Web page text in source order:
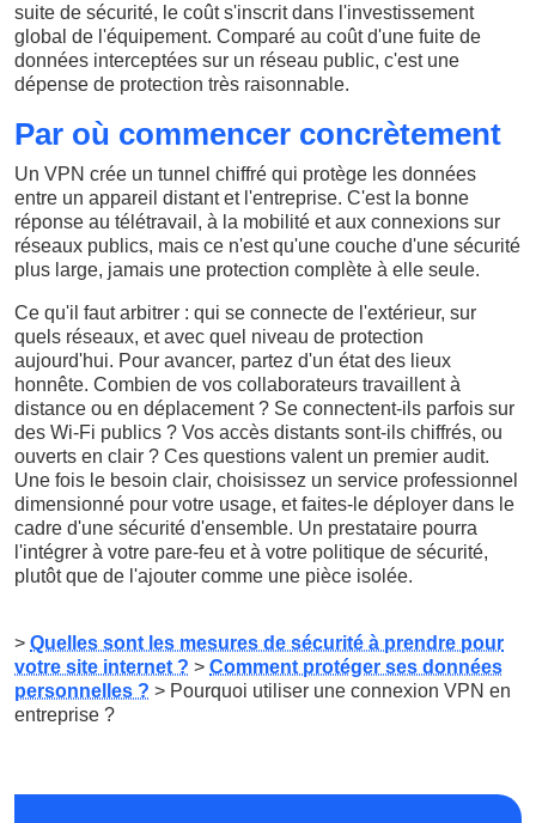
suite de sécurité, le coût s'inscrit dans l'investissement
global de l'équipement. Comparé au coût d'une fuite de
données interceptées sur un réseau public, c'est une
dépense de protection très raisonnable.
Par où commencer concrètement
Un VPN crée un tunnel chiffré qui protège les données
entre un appareil distant et l'entreprise. C'est la bonne
réponse au télétravail, à la mobilité et aux connexions sur
réseaux publics, mais ce n'est qu'une couche d'une sécurité
plus large, jamais une protection complète à elle seule.
Ce qu'il faut arbitrer : qui se connecte de l'extérieur, sur
quels réseaux, et avec quel niveau de protection
aujourd'hui. Pour avancer, partez d'un état des lieux
honnête. Combien de vos collaborateurs travaillent à
distance ou en déplacement ? Se connectent-ils parfois sur
des Wi-Fi publics ? Vos accès distants sont-ils chiffrés, ou
ouverts en clair ? Ces questions valent un premier audit.
Une fois le besoin clair, choisissez un service professionnel
dimensionné pour votre usage, et faites-le déployer dans le
cadre d'une sécurité d'ensemble. Un prestataire pourra
l'intégrer à votre pare-feu et à votre politique de sécurité,
plutôt que de l'ajouter comme une pièce isolée.
> Quelles sont les mesures de sécurité à prendre pour
votre site internet ? > Comment protéger ses données
personnelles ? > Pourquoi utiliser une connexion VPN en
entreprise ?